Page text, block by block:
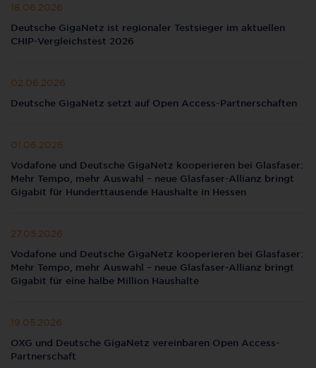
18.06.2026
Deutsche GigaNetz ist regionaler Testsieger im aktuellen
CHIP-Vergleichstest 2026
02.06.2026
Deutsche GigaNetz setzt auf Open Access-Partnerschaften
01.06.2026
Vodafone und Deutsche GigaNetz kooperieren bei Glasfaser:
Mehr Tempo, mehr Auswahl – neue Glasfaser-Allianz bringt
Gigabit für Hunderttausende Haushalte in Hessen
27.05.2026
Vodafone und Deutsche GigaNetz kooperieren bei Glasfaser:
Mehr Tempo, mehr Auswahl – neue Glasfaser-Allianz bringt
Gigabit für eine halbe Million Haushalte
19.05.2026
OXG und Deutsche GigaNetz vereinbaren Open Access-
Partnerschaft